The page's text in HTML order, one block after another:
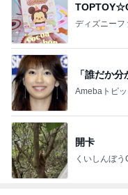
ディズニー
「誰だか
Amebaトピ
開卡
くいしんぼ